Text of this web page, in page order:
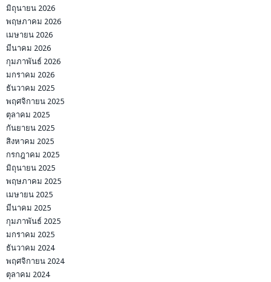
มิถุนายน 2026
พฤษภาคม 2026
เมษายน 2026
มีนาคม 2026
กุมภาพันธ์ 2026
มกราคม 2026
ธันวาคม 2025
พฤศจิกายน 2025
ตุลาคม 2025
กันยายน 2025
สิงหาคม 2025
กรกฎาคม 2025
มิถุนายน 2025
พฤษภาคม 2025
เมษายน 2025
มีนาคม 2025
กุมภาพันธ์ 2025
มกราคม 2025
ธันวาคม 2024
พฤศจิกายน 2024
ตุลาคม 2024